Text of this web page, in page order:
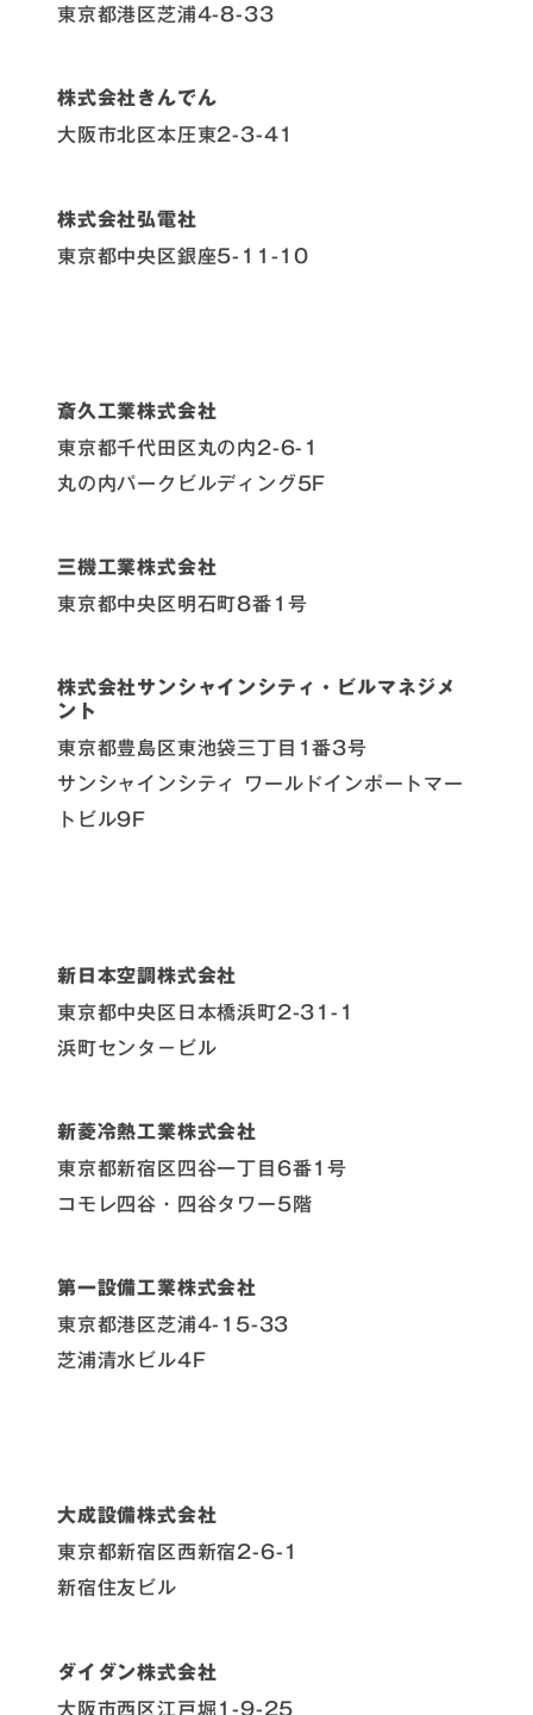
東京都港区芝浦4-8-33
株式会社きんでん
大阪市北区本圧東2-3-41
株式会社弘電社
東京都中央区銀座5-11-10
斎久工業株式会社
東京都千代田区丸の内2-6-1
丸の内パークビルディング5F
三機工業株式会社
東京都中央区明石町8番1号
株式会社サンシャインシティ・ビルマネジメ
ント
東京都豊島区東池袋三丁目1番3号
サンシャインシティ ワールドインポートマー
トビル9F
新日本空調株式会社
東京都中央区日本橋浜町2-31-1
浜町センタ－ビル
新菱冷熱工業株式会社
東京都新宿区四谷一丁目6番1号
コモレ四谷・四谷タワー5階
第一設備工業株式会社
東京都港区芝浦4-15-33
芝浦清水ビル4F
大成設備株式会社
東京都新宿区西新宿2-6-1
新宿住友ビル
ダイダン株式会社
大阪市西区江戸堀1-9-25